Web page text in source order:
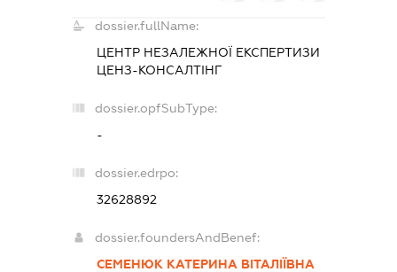
dossier.fullName:
ЦЕНТР НЕЗАЛЕЖНОЇ ЕКСПЕРТИЗИ
ЦЕНЗ-КОНСАЛТІНГ
dossier.opfSubType:
-
dossier.edrpo:
32628892
dossier.foundersAndBenef:
СЕМЕНЮК КАТЕРИНА ВІТАЛІЇВНА